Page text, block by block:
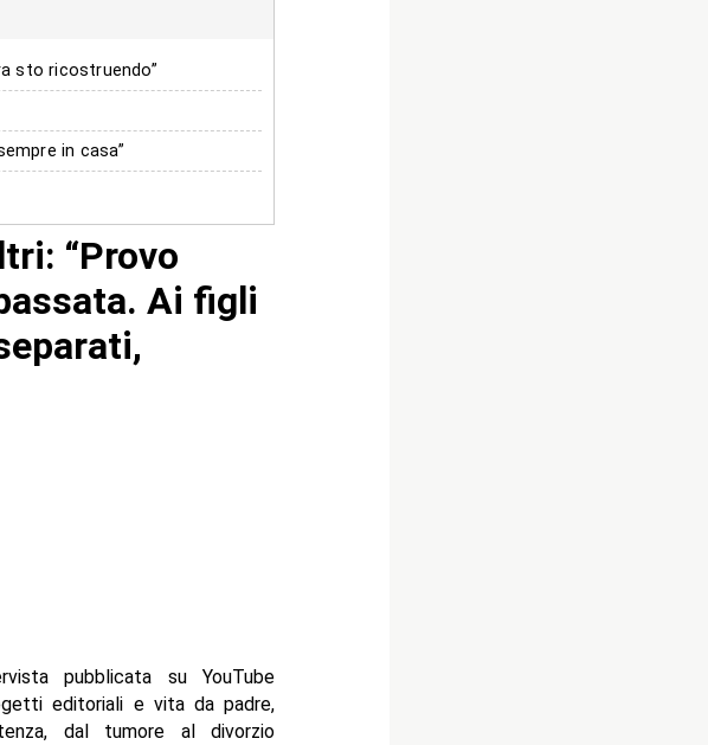
sto ricostruendo”
in casa”
non mi apparteneva”
l’intelligenza artificiale”
“Provo
Ai figli
pubblicata su YouTube
editoriali e vita da padre,
dal tumore al divorzio